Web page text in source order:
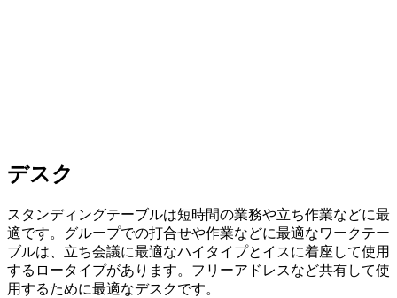
デスク
スタンディングテーブルは短時間の業務や立ち作業などに最
適です。グループでの打合せや作業などに最適なワークテー
ブルは、立ち会議に最適なハイタイプとイスに着座して使用
するロータイプがあります。フリーアドレスなど共有して使
用するために最適なデスクです。